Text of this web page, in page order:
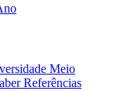
Meio
Referências